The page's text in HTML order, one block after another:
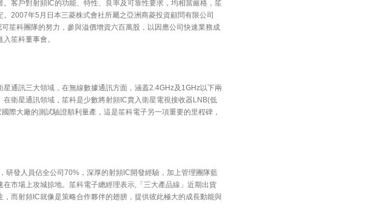
客戶對射頻IC的功能、特性、良率及可靠性要求，均相當嚴格，笙
2007年5月日本三菱株式會社所屬之亞洲商菱投資顧問有限公司
笙科團隊的努力，參與溢價增資六百萬股，以因應公司快速業務成
笙科董事會。
通訊三大領域，在無線數據通訊方面，涵蓋2.4GHz及1GHz以下兩
衛星通訊領域，笙科是少數將射頻IC賣入衛星電視接收器LNB(低
際大廠的測試驗證順利量產，這是笙科電子另一項重要的里程碑，
研發人員佔全公司70%，深厚的射頻IC開發經驗，加上管理團隊藍
市場上攻城掠地。笙科電子總經理表示,「三大產品線」近期出貨
而射頻IC就像是策略合作夥伴的翅膀，提供彼此極大的成長動能與